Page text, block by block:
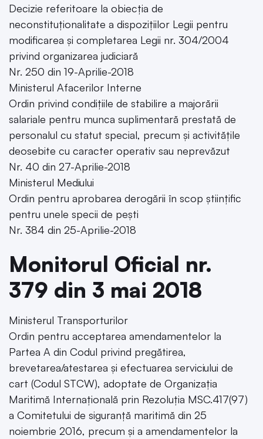
Decizie referitoare la obiecția de
neconstituționalitate a dispozițiilor Legii pentru
modificarea și completarea Legii nr. 304/2004
privind organizarea judiciară
Nr. 250 din 19-Aprilie-2018
Ministerul Afacerilor Interne
Ordin privind condițiile de stabilire a majorării
salariale pentru munca suplimentară prestată de
personalul cu statut special, precum și activitățile
deosebite cu caracter operativ sau neprevăzut
Nr. 40 din 27-Aprilie-2018
Ministerul Mediului
Ordin pentru aprobarea derogării în scop științific
pentru unele specii de pești
Nr. 384 din 25-Aprilie-2018
Monitorul Oficial nr.
379 din 3 mai 2018
Ministerul Transporturilor
Ordin pentru acceptarea amendamentelor la
Partea A din Codul privind pregătirea,
brevetarea/atestarea și efectuarea serviciului de
cart (Codul STCW), adoptate de Organizația
Maritimă Internațională prin Rezoluția MSC.417(97)
a Comitetului de siguranță maritimă din 25
noiembrie 2016, precum și a amendamentelor la